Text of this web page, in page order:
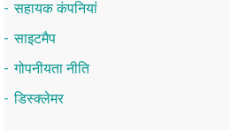
सहायक कंपनियां
साइटमैप
गोपनीयता नीति
डिस्क्लेमर